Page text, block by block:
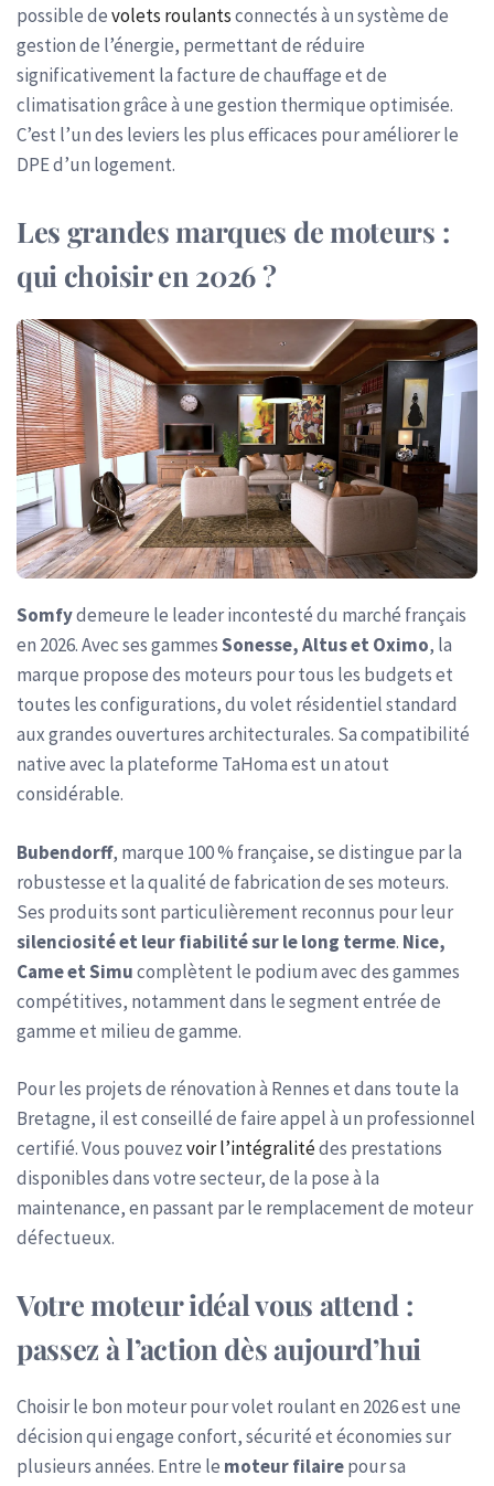
possible devolets roulantsconnectés à un système de
gestion de l’énergie, permettant de réduire
significativement la facture de chauffage et de
climatisation grâce à une gestion thermique optimisée.
C’est l’un des leviers les plus efficaces pour améliorer le
DPE d’un logement.
Les grandes marques de moteurs :
qui choisir en 2026 ?
Somfydemeure le leader incontesté du marché français
en 2026. Avec ses gammesSonesse, Altus et Oximo, la
marque propose des moteurs pour tous les budgets et
toutes les configurations, du volet résidentiel standard
aux grandes ouvertures architecturales. Sa compatibilité
native avec la plateforme TaHoma est un atout
considérable.
Bubendorff, marque 100 % française, se distingue par la
robustesse et la qualité de fabrication de ses moteurs.
Ses produits sont particulièrement reconnus pour leur
silenciosité et leur fiabilité sur le long terme. Nice,
Came et Simucomplètent le podium avec des gammes
compétitives, notamment dans le segment entrée de
gamme et milieu de gamme.
Pour les projets de rénovation à Rennes et dans toute la
Bretagne, il est conseillé de faire appel à un professionnel
certifié. Vous pouvezvoir l’intégralitédes prestations
disponibles dans votre secteur, de la pose à la
maintenance, en passant par le remplacement de moteur
défectueux.
Votre moteur idéal vous attend :
passez à l’action dès aujourd’hui
Choisir le bon moteur pour volet roulant en 2026 est une
décision qui engage confort, sécurité et économies sur
plusieurs années. Entre le moteur filairepour sa